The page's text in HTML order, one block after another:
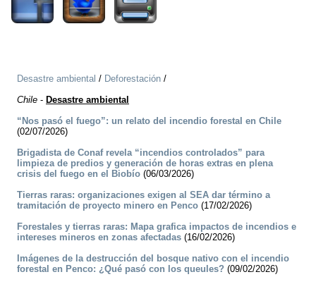
Desastre ambiental / Deforestación /
Chile - Desastre ambiental
“Nos pasó el fuego”: un relato del incendio forestal en Chile
(02/07/2026)
Brigadista de Conaf revela “incendios controlados” para
limpieza de predios y generación de horas extras en plena
crisis del fuego en el Biobío (06/03/2026)
Tierras raras: organizaciones exigen al SEA dar término a
tramitación de proyecto minero en Penco (17/02/2026)
Forestales y tierras raras: Mapa grafica impactos de incendios e
intereses mineros en zonas afectadas (16/02/2026)
Imágenes de la destrucción del bosque nativo con el incendio
forestal en Penco: ¿Qué pasó con los queules? (09/02/2026)